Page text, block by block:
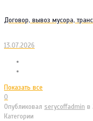
Договор, вывоз мусора,
13.07.2026
Показать все
0
Опубликовал serycoffadmin в
Категории